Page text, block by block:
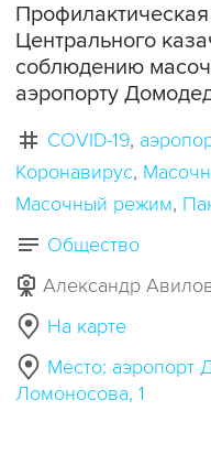
Центрального
соблюдению
аэропорту
COVID-19
Коронавирус
Масочный режим
Общество
Александр
На карте
Место: аэропорт
Ломоносова, 1